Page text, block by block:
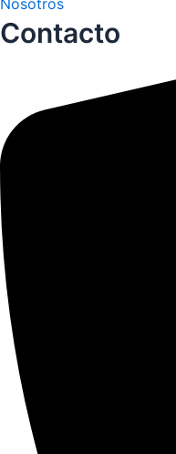
Contacto